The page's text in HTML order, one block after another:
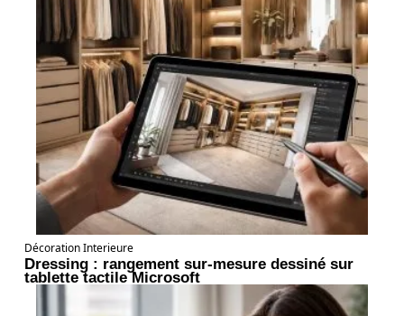
Décoration Interieure
Dressing : rangement sur-mesure dessiné sur
tablette tactile Microsoft